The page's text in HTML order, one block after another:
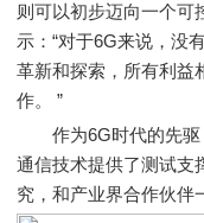
则可以初步迈向一个可
示：“对于6G来说，没
革新和探索，所有利益
作。 ”
作为6G时代的先驱
通信技术提供了测试支
究，和产业界合作伙伴